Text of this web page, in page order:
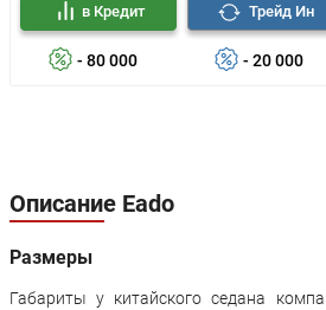
- 80 000
в Кредит
- 20 000
Трейд Ин
Описание Eado
Размеры
Габариты у китайского седана